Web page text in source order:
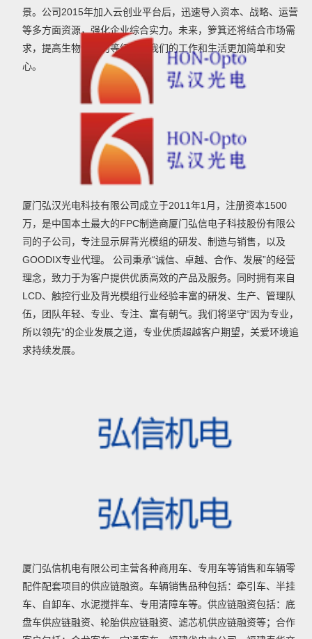
景。公司2015年加入云创业平台后，迅速导入资本、战略、运营
等多方面资源，强化企业综合实力。未来，箩箕还将结合市场需
求，提高生物识别的等级，让我们的工作和生活更加简单和安
心。
厦门弘汉光电科技有限公司成立于2011年1月，注册资本1500
万，是中国本土最大的FPC制造商厦门弘信电子科技股份有限公
司的子公司，专注显示屏背光模组的研发、制造与销售，以及
GOODIX专业代理。 公司秉承“诚信、卓越、合作、发展”的经营
理念，致力于为客户提供优质高效的产品及服务。同时拥有来自
LCD、触控行业及背光模组行业经验丰富的研发、生产、管理队
伍，团队年轻、专业、专注、富有朝气。我们将坚守“因为专业，
所以领先”的企业发展之道，专业优质超越客户期望，关爱环境追
求持续发展。
厦门弘信机电有限公司主营各种商用车、专用车等销售和车辆零
配件配套项目的供应链融资。车辆销售品种包括：牵引车、半挂
车、自卸车、水泥搅拌车、专用清障车等。供应链融资包括：底
盘车供应链融资、轮胎供应链融资、滤芯机供应链融资等；合作